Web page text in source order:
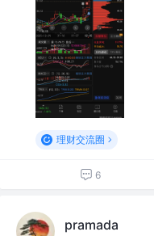
理财交流圈
6
pramada